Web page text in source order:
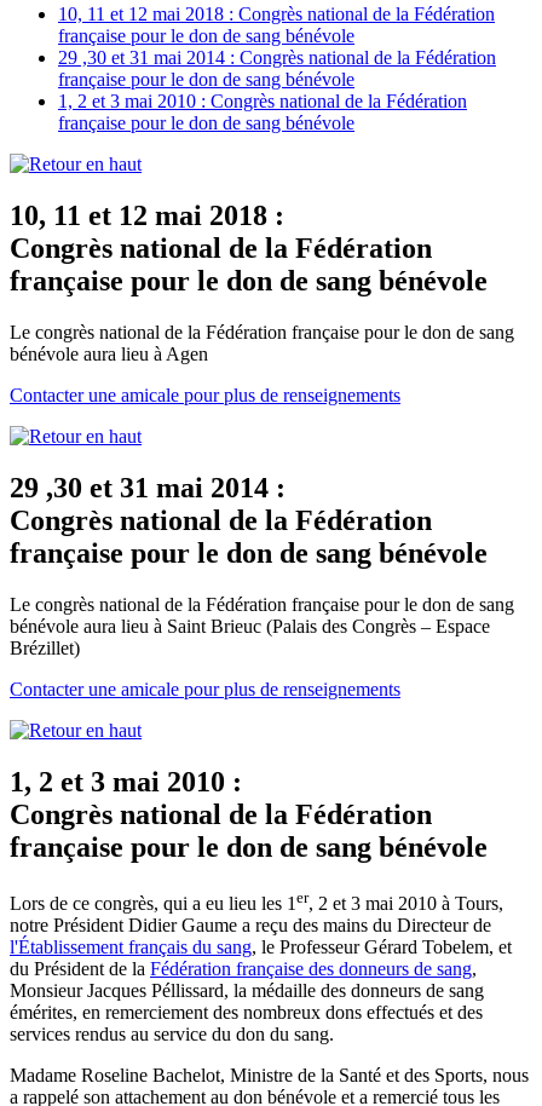
10, 11 et 12 mai 2018 : Congrès national de la Fédération
française pour le don de sang bénévole
29 ,30 et 31 mai 2014 : Congrès national de la Fédération
française pour le don de sang bénévole
1, 2 et 3 mai 2010 : Congrès national de la Fédération
française pour le don de sang bénévole
10, 11 et 12 mai 2018 :
Congrès national de la Fédération
française pour le don de sang bénévole
Le congrès national de la Fédération française pour le don de sang
bénévole aura lieu à Agen
Contacter une amicale pour plus de renseignements
29 ,30 et 31 mai 2014 :
Congrès national de la Fédération
française pour le don de sang bénévole
Le congrès national de la Fédération française pour le don de sang
bénévole aura lieu à Saint Brieuc (Palais des Congrès – Espace
Brézillet)
Contacter une amicale pour plus de renseignements
1, 2 et 3 mai 2010 :
Congrès national de la Fédération
française pour le don de sang bénévole
Lors de ce congrès, qui a eu lieu les 1 er, 2 et 3 mai 2010 à Tours,
notre Président Didier Gaume a reçu des mains du Directeur de
l'Établissement français du sang, le Professeur Gérard Tobelem, et
du Président de la Fédération française des donneurs de sang,
Monsieur Jacques Péllissard, la médaille des donneurs de sang
émérites, en remerciement des nombreux dons effectués et des
services rendus au service du don du sang.
Madame Roseline Bachelot, Ministre de la Santé et des Sports, nous
a rappelé son attachement au don bénévole et a remercié tous les